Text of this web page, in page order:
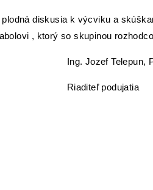
diskusia k výcviku a
, ktorý so skupinou